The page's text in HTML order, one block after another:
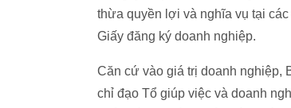
thừa quyền lợi và nghĩa vụ tại
Giấy đăng ký doanh nghiệp.
Căn cứ vào giá trị doanh nghiệp,
chỉ đạo Tổ giúp việc và doanh